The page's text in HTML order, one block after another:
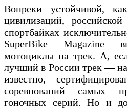
Вопреки устойчивой,
цивилизаций,
спортбайках
SuperBike Magazine
мотоциклы на трек. А,
лучший в России трек —
известно,
соревнований самых
гоночных серий. Но и